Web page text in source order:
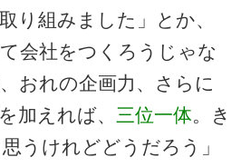
り組みました」とか、
会社をつくろうじゃな
おれの企画力、さらに
加えれば、 三位一体。き
うけれどどうだろう」